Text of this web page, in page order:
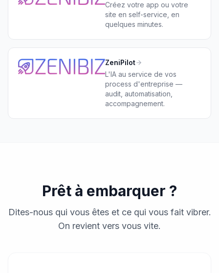
Créez votre app ou votre
site en self-service, en
quelques minutes.
ZeniPilot
L'IA au service de vos
process d'entreprise —
audit, automatisation,
accompagnement.
Prêt à embarquer ?
Dites-nous qui vous êtes et ce qui vous fait vibrer.
On revient vers vous vite.